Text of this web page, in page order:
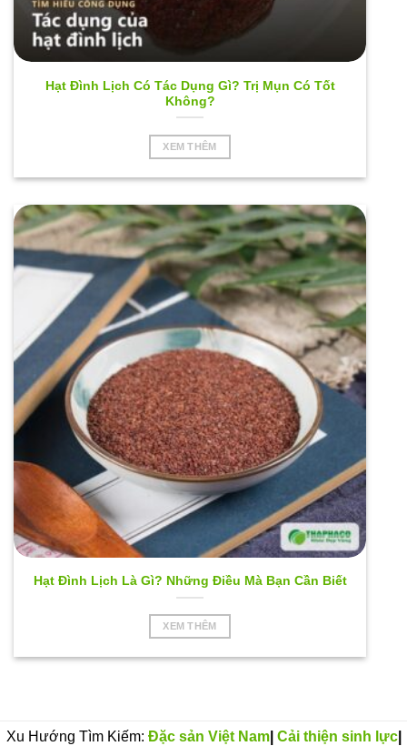
Hạt Đình Lịch Có Tác Dụng Gì? Trị Mụn Có Tốt
Không?
XEM THÊM
Hạt Đình Lịch Là Gì? Những Điều Mà Bạn Cần Biết
XEM THÊM
Xu Hướng Tìm Kiếm: Đặc sản Việt Nam| Cải thiện sinh lực|